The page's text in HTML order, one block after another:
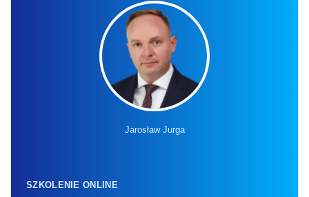
Jarosław Jurga
SZKOLENIE ONLINE